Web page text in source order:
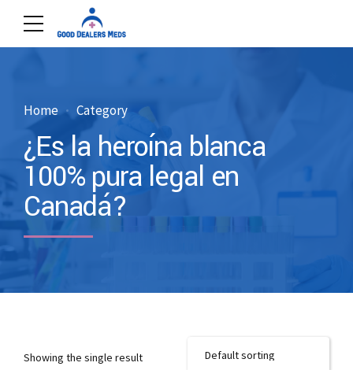
Home Category
¿Es la heroína blanca
100% pura legal en
Canadá?
Showing the single result